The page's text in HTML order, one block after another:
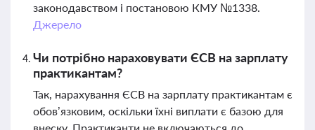
законодавством і постановою КМУ №1338.
Джерело
Чи потрібно нараховувати ЄСВ на зарплату
практикантам?
Так, нарахування ЄСВ на зарплату практикантам є
обов’язковим, оскільки їхні виплати є базою для